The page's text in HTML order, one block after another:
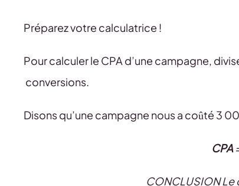
Préparez votre calculatrice !
Pour calculer le CPA d’une campagne,
conversions.
Disons qu’une campagne nous a coûté 3
CPA
CONCLUSION Le